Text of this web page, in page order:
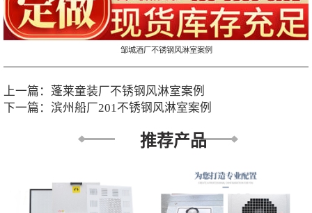
邹城酒厂不锈钢风淋室案例
上一篇： 蓬莱童装厂不锈钢风淋室案例
下一篇： 滨州船厂201不锈钢风淋室案例
推荐产品